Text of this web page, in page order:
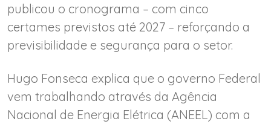
publicou o cronograma – com cinco
certames previstos até 2027 – reforçando a
previsibilidade e segurança para o setor.
Hugo Fonseca explica que o governo Federal
vem trabalhando através da Agência
Nacional de Energia Elétrica (ANEEL) com a